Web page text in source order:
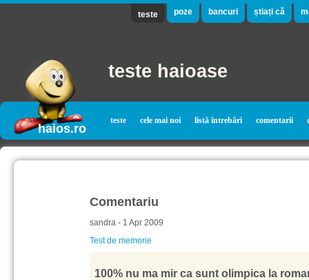
teste poze bancuri știați că
teste haioase
haios.ro
teste cele mai noi listă întrebări comentarii
Comentariu
sandra - 1 Apr 2009
Test de memorie
100% nu ma mir ca sunt olimpica la